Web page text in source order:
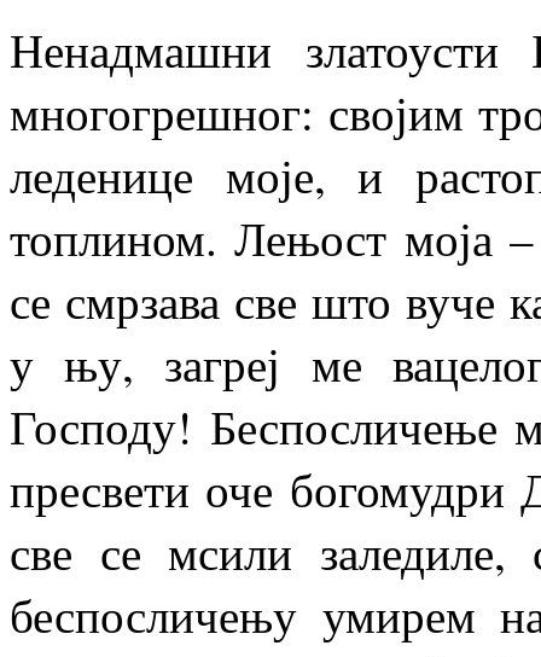
Ненадмашни златоусти
многогрешног: својим
леденице моје, и
топлином. Лењост моја
се смрзава све што вуче
у њу, загреј ме
Господу! Беспосличење
пресвети оче
све се мсили
беспосличењу умирем